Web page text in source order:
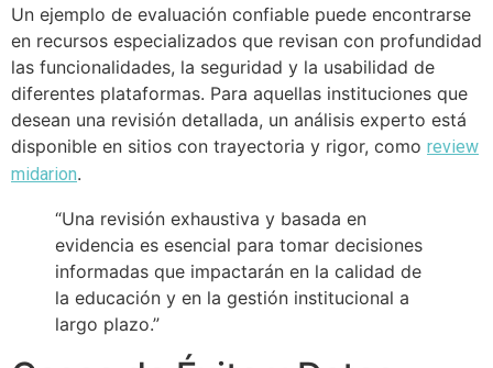
Un ejemplo de evaluación confiable puede encontrarse
en recursos especializados que revisan con profundidad
las funcionalidades, la seguridad y la usabilidad de
diferentes plataformas. Para aquellas instituciones que
desean una revisión detallada, un análisis experto está
disponible en sitios con trayectoria y rigor, como review
midarion.
“Una revisión exhaustiva y basada en
evidencia es esencial para tomar decisiones
informadas que impactarán en la calidad de
la educación y en la gestión institucional a
largo plazo.”